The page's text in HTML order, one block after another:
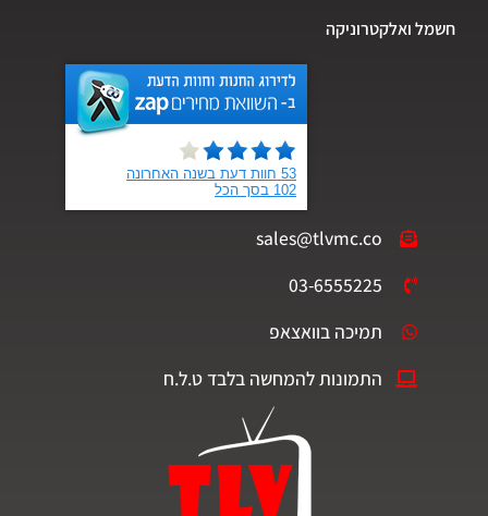
חשמל ואלקטרוניקה
sales@tlvmc.co
03-6555225
תמיכה בוואצאפ
התמונות להמחשה בלבד ט.ל.ח